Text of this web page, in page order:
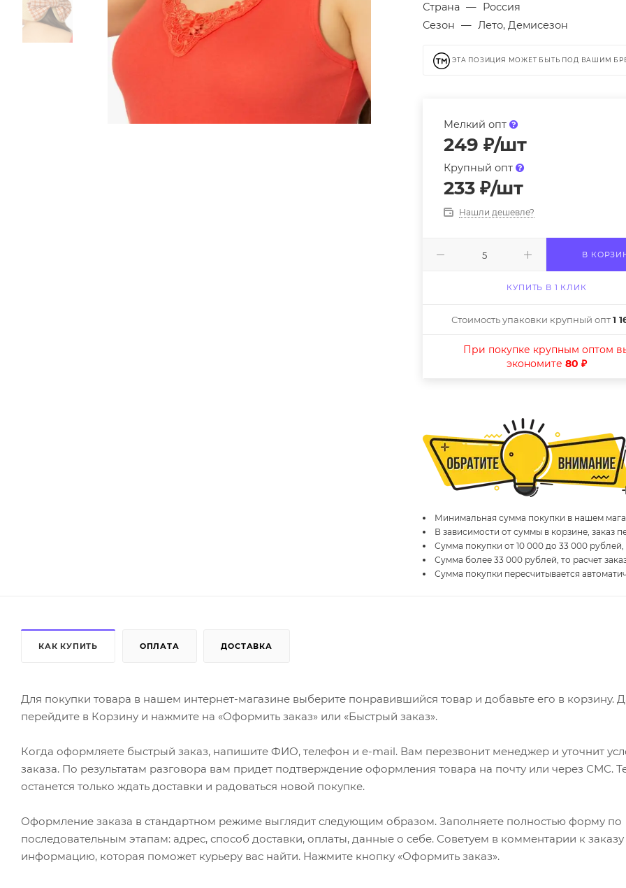
Страна — Россия
Сезон — Лето, Демисезон
ЭТА ПОЗИЦИЯ МОЖЕТ БЫТЬ ПОД ВАШИМ
Мелкий опт
249 ₽/шт
Крупный опт
233 ₽/шт
Нашли дешевле?
В
КУПИТЬ В 1 КЛИК
Стоимость упаковки крупный опт1
При покупке крупным оптом
экономите 80 ₽
Минимальная сумма покупки в нашем
В зависимости от суммы в корзине, заказ
Сумма покупки от 10 000 до 33 000 рублей,
Сумма более 33 000 рублей, то расчет
Сумма покупки пересчитывается
КАК КУПИТЬ ОПЛАТА ДОСТАВКА
Для покупки товара в нашем интернет-магазине выберите понравившийся товар и добавьте его в корзину.
перейдите в Корзину и нажмите на «Оформить заказ» или «Быстрый заказ».
Когда оформляете быстрый заказ, напишите ФИО, телефон и e-mail. Вам перезвонит менеджер и уточнит
заказа. По результатам разговора вам придет подтверждение оформления товара на почту или через СМС.
останется только ждать доставки и радоваться новой покупке.
Оформление заказа в стандартном режиме выглядит следующим образом. Заполняете полностью форму по
последовательным этапам: адрес, способ доставки, оплаты, данные о себе. Советуем в комментарии к заказу
информацию, которая поможет курьеру вас найти. Нажмите кнопку «Оформить заказ».